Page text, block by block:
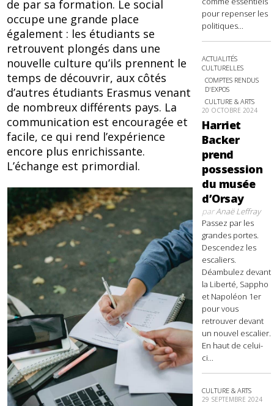
de par sa formation. Le social
occupe une grande place
également : les étudiants se
retrouvent plongés dans une
nouvelle culture qu’ils prennent le
temps de découvrir, aux côtés
d’autres étudiants Erasmus venant
de nombreux différents pays. La
communication est encouragée et
facile, ce qui rend l’expérience
encore plus enrichissante.
L’échange est primordial.
pour repenser les
politiques...
ACTUALITÉS
CULTURELLES
COMPTES RENDUS
D'EXPOS
CULTURE & ARTS
20 OCTOBRE 2024
Harriet
Backer
prend
possession
du musée
d’Orsay
parAnaë Leffray
Passez par les
grandes portes.
Descendez les
escaliers.
Déambulez devant
la Liberté, Sappho
et Napoléon 1er
pour vous
retrouver devant
un nouvel escalier.
En haut de celui-
ci...
CULTURE & ARTS
29 SEPTEMBRE 2024